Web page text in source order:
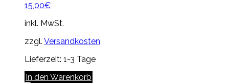
15,00€
inkl. MwSt.
zzgl. Versandkosten
Lieferzeit: 1-3 Tage
In den Warenkorb